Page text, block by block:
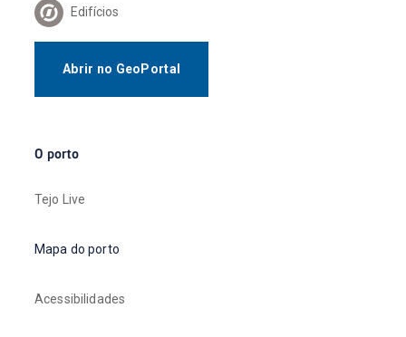
Edifícios
Abrir no GeoPortal
O porto
Tejo Live
Mapa do porto
Acessibilidades